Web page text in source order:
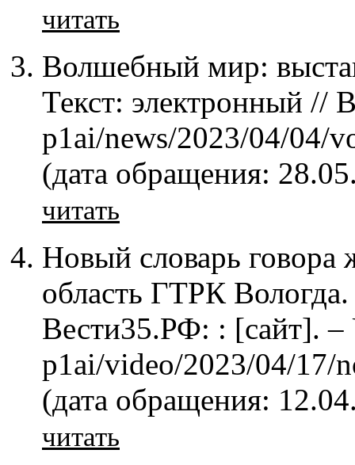
читать
Волшебный мир:
Текст: электронный //
p1ai/news/2023/04/04/
(дата обращения:
читать
Новый словарь говора
область ГТРК
Вести35.РФ: : [сайт].
p1ai/video/2023/04/17/
(дата обращения:
читать